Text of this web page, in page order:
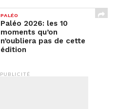
PALÉO
Paléo 2026: les 10
moments qu’on
n’oubliera pas de cette
édition
PUBLICITÉ